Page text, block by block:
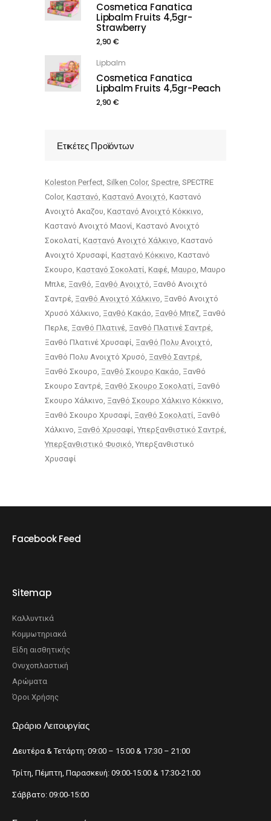
Cosmetica Fanatica
Lipbalm Fruits 4,5gr-
Strawberry
2,90 €
Lipbalm
Cosmetica Fanatica
Lipbalm Fruits 4,5gr-Peach
2,90 €
Ετικέτες Προϊόντων
Koleston Perfect Silken Color Spectre SPECTRE
Color Καστανό Καστανό Ανοιχτό Καστανό
Ανοιχτό Ακαζου Καστανό Ανοιχτό Κόκκινο
Καστανό Ανοιχτό Μαονί Καστανό Ανοιχτό
Σοκολατί Καστανό Ανοιχτό Χάλκινο Καστανό
Ανοιχτό Χρυσαφί Καστανό Κόκκινο Καστανό
Σκουρο Καστανό Σοκολατί Καφέ Μαυρο Μαυρο
Μπλε Ξανθό Ξανθό Ανοιχτό Ξανθό Ανοιχτό
Σαντρέ Ξανθό Ανοιχτό Χάλκινο Ξανθό Ανοιχτό
Χρυσό Χάλκινο Ξανθό Κακάο Ξανθό Μπεζ Ξανθό
Περλε Ξανθό Πλατινέ Ξανθό Πλατινέ Σαντρέ
Ξανθό Πλατινέ Χρυσαφί Ξανθό Πολυ Ανοιχτό
Ξανθό Πολυ Ανοιχτό Χρυσό Ξανθό Σαντρέ
Ξανθό Σκουρο Ξανθό Σκουρο Κακάο Ξανθό
Σκουρο Σαντρέ Ξανθό Σκουρο Σοκολατί Ξανθό
Σκουρο Χάλκινο Ξανθό Σκουρο Χάλκινο Κόκκινο
Ξανθό Σκουρο Χρυσαφί Ξανθό Σοκολατί Ξανθό
Χάλκινο Ξανθό Χρυσαφί Υπερξανθιστικό Σαντρέ
Υπερξανθιστικό Φυσικό Υπερξανθιστικό
Χρυσαφί
Facebook Feed
Sitemap
Καλλυντικά
Κομμωτηριακά
Είδη αισθητικής
Ονυχοπλαστική
Αρώματα
Όροι Χρήσης
Ωράριο Λειτουργίας
Δευτέρα & Τετάρτη: 09:00 – 15:00 & 17:30 – 21:00
Τρίτη, Πέμπτη, Παρασκευή: 09:00-15:00 & 17:30-21:00
Σάββατο: 09:00-15:00